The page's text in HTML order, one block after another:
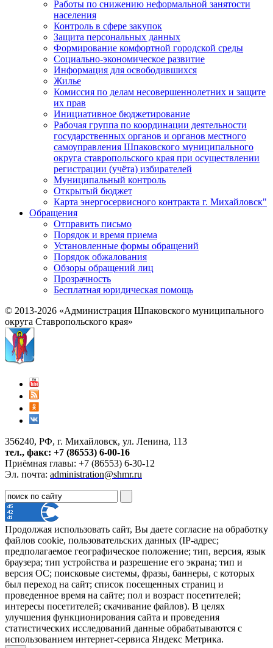
Работы по снижению неформальной занятости
населения
Контроль в сфере закупок
Защита персональных данных
Формирование комфортной городской среды
Социально-экономическое развитие
Информация для освободившихся
Жилье
Комиссия по делам несовершеннолетних и защите
их прав
Инициативное бюджетирование
Рабочая группа по координации деятельности
государственных органов и органов местного
самоуправления Шпаковского муниципального
округа ставропольского края при осуществлении
регистрации (учёта) избирателей
Муниципальный контроль
Открытый бюджет
Карта энергосервисного контракта г. Михайловск"
Обращения
Отправить письмо
Порядок и время приема
Установленные формы обращений
Порядок обжалования
Обзоры обращений лиц
Прозрачность
Бесплатная юридическая помощь
© 2013-2026 «Администрация Шпаковского муниципального
округа Ставропольского края»
356240, РФ, г. Михайловск, ул. Ленина, 113
тел., факс: +7 (86553) 6-00-16
Приёмная главы: +7 (86553) 6-30-12
Эл. почта: administration@shmr.ru
Продолжая использовать сайт, Вы даете согласие на обработку
файлов cookie, пользовательских данных (IP-адрес;
предполагаемое географическое положение; тип, версия, язык
браузера; тип устройства и разрешение его экрана; тип и
версия ОС; поисковые системы, фразы, баннеры, с которых
был переход на сайт; список посещенных страниц и
проведенное время на сайте; пол и возраст посетителей;
интересы посетителей; скачивание файлов). В целях
улучшения функционирования сайта и проведения
статистических исследований данные обрабатываются с
использованием интернет-сервиса Яндекс Метрика.